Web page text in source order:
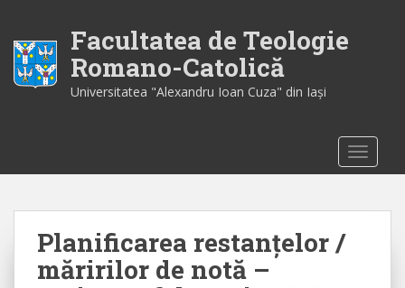
i
Facultatea de Teologie
Romano-Catolică
Universitatea "Alexandru Ioan Cuza" din Iaşi
Planificarea restanțelor /
măririlor de notă –